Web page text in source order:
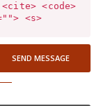
<code>
<s>
SEND MESSAGE